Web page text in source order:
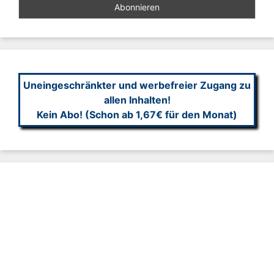
Uneingeschränkter und werbefreier Zugang zu
allen Inhalten!
Kein Abo! (Schon ab 1,67€ für den Monat)